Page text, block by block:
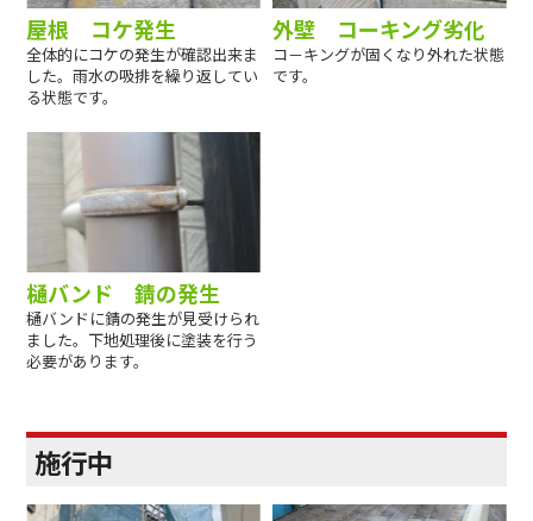
屋根 コケ発生
全体的にコケの発生が確認出来ま
した。雨水の吸排を繰り返してい
る状態です。
外壁 コーキング劣化
コ－キングが固くなり外れた状態
です。
樋バンド 錆の発生
樋バンドに錆の発生が見受けられ
ました。下地処理後に塗装を行う
必要があります。
施行中